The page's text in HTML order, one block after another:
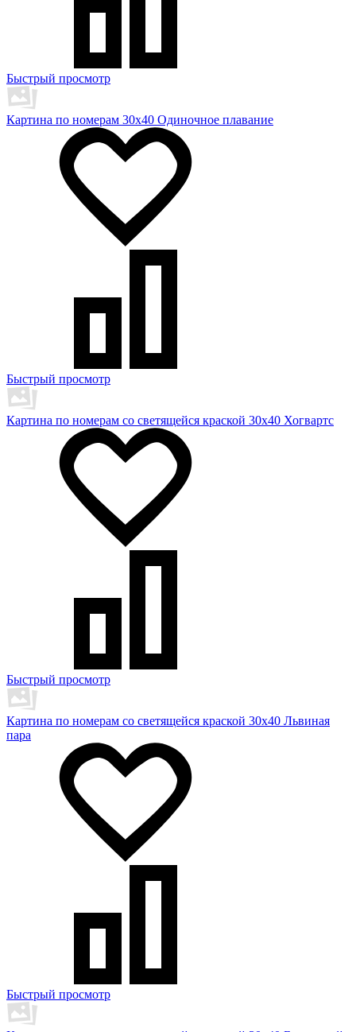
Быстрый просмотр
Картина по номерам 30х40 Одиночное плавание
Быстрый просмотр
Картина по номерам со светящейся краской 30х40 Хогвартс
Быстрый просмотр
Картина по номерам со светящейся краской 30х40 Львиная
пара
Быстрый просмотр